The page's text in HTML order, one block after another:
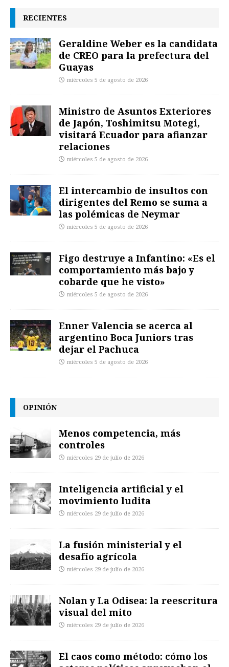
RECIENTES
Geraldine Weber es la candidata
de CREO para la prefectura del
Guayas
miércoles 5 de agosto de 2026
Ministro de Asuntos Exteriores
de Japón, Toshimitsu Motegi,
visitará Ecuador para afianzar
relaciones
miércoles 5 de agosto de 2026
El intercambio de insultos con
dirigentes del Remo se suma a
las polémicas de Neymar
miércoles 5 de agosto de 2026
Figo destruye a Infantino: «Es el
comportamiento más bajo y
cobarde que he visto»
miércoles 5 de agosto de 2026
Enner Valencia se acerca al
argentino Boca Juniors tras
dejar el Pachuca
miércoles 5 de agosto de 2026
OPINIÓN
Menos competencia, más
controles
miércoles 29 de julio de 2026
Inteligencia artificial y el
movimiento ludita
miércoles 29 de julio de 2026
La fusión ministerial y el
desafío agrícola
miércoles 29 de julio de 2026
Nolan y La Odisea: la reescritura
visual del mito
miércoles 29 de julio de 2026
El caos como método: cómo los